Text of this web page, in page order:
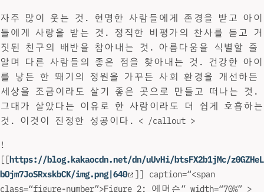
자주 많이 웃는 것. 현명한 사람들에게 존경을 받고 아이
들에게 사랑을 받는 것. 정직한 비평가의 찬사를 듣고 거
짓된 친구의 배반을 참아내는 것. 아름다움을 식별할 줄
알며 다른 사람들의 좋은 점을 찾아내는 것. 건강한 아이
를 낳든 한 뙈기의 정원을 가꾸든 사회 환경을 개선하든
세상을 조금이라도 살기 좋은 곳으로 만들고 떠나는 것.
그대가 살았다는 이유로 한 사람이라도 더 쉽게 호흡하는
것. 이것이 진정한 성공이다. < /callout >
!
[[https://blog.kakaocdn.net/dn/uUvHi/btsFX2b1jMc/z0GZHeL
bOjm7JoSRxskbCK/img.png|640
]] caption=“<span
class=“figure-number”>Figure 2: 에머슨” width=“70%” >